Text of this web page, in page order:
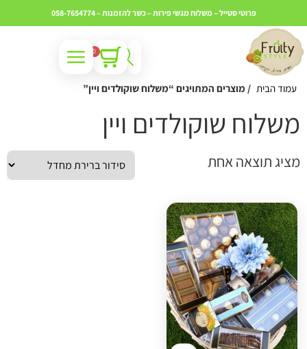
פרוטי סטייל – משלוח מגשי פירות – כשרלהזמנות – 058-7654774
0
עמוד הבית / מוצרים המתויגים “משלוח שוקולדים ויין”
שוקולדים ויין
תוצאה אחת